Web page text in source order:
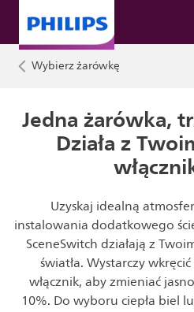
Wybierz żarówkę
Jedna żarówka,
Działa z
Uzyskaj idealną
instalowania dodatkowego
SceneSwitch działają z
światła. Wystarczy
włącznik, aby zmieniać
10%. Do wyboru ciepła biel